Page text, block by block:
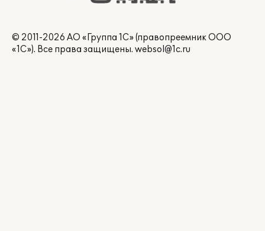
© 2011-2026 АО «Группа 1С» (правопреемник ООО
«1С»). Все права защищены. websol@1c.ru